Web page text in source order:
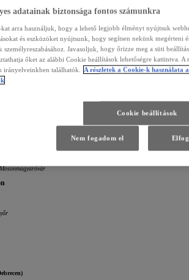
IV. ker.)
adatainak biztonsága fontos számunkra
arra használjuk, hogy a lehető legjobb élményt nyújtsuk
és eszközöket nyújtsunk, hogy segítsen nekünk megérteni
személyreszabásához. Javasoljuk, hogy őrizze meg a süti
őket az alábbi Cookie beállítások lehetőségre kattintva. A
irányelveinkben találhatók.
A részletek a Cookie-k használata
Cookie beállítások
Nem fogadom el